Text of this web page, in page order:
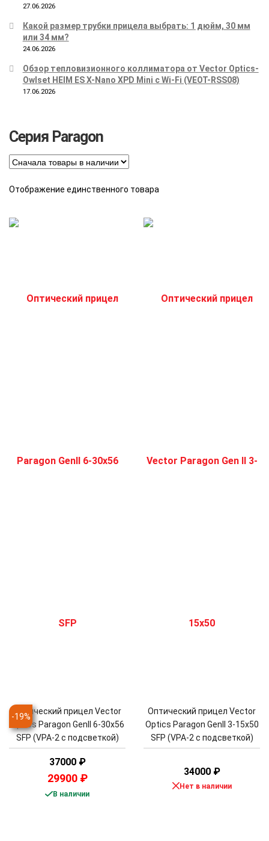
27.06.2026
Какой размер трубки прицела выбрать: 1 дюйм, 30 мм
или 34 мм?
24.06.2026
Обзор тепловизионного коллиматора от Vector Optics-
Owlset HEIM ES X-Nano XPD Mini с Wi-Fi (VEOT-RSS08)
17.06.2026
Серия Paragon
Отображение единственного товара
-19%
Оптический прицел Vector
Optics Paragon GenII 6-30x56
SFP (VPA-2 с подсветкой)
37000 ₽
29900 ₽
В наличии
Оптический прицел Vector
Optics Paragon GenII 3-15x50
SFP (VPA-2 с подсветкой)
34000 ₽
Нет в наличии